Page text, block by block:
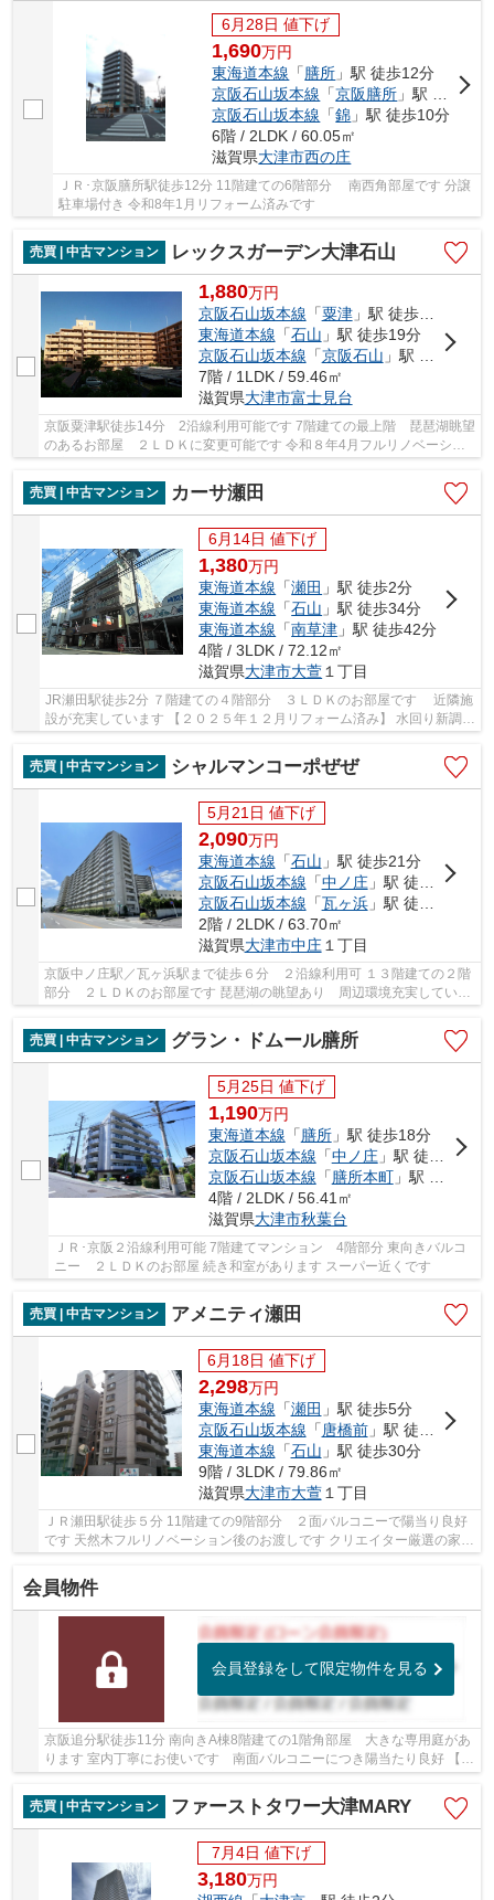
6月28日 値下げ
1,690万円
東海道本線 「膳所 」駅 徒歩12分
京阪石山坂本線 「京阪膳所 」駅 徒歩12分
京阪石山坂本線 「錦 」駅 徒歩10分
6階 / 2LDK / 60.05㎡
滋賀県大津市西の庄
ＪＲ･京阪膳所駅徒歩12分 11階建ての6階部分 南西角部屋です 分譲
駐車場付き 令和8年1月リフォーム済みです
売買 | 中古マンション レックスガーデン大津石山
1,880万円
京阪石山坂本線 「粟津」駅 徒歩14分
東海道本線 「石山 」駅 徒歩19分
京阪石山坂本線 「京阪石山 」駅 徒歩19分
7階 / 1LDK / 59.46㎡
滋賀県大津市富士見台
京阪粟津駅徒歩14分 2沿線利用可能です 7階建ての最上階 琵琶湖眺望
のあるお部屋 ２ＬＤＫに変更可能です 令和８年4月フルリノベーショ
売買 | 中古マンション
カーサ瀬田
6月14日 値下げ
1,380万円
東海道本線 「瀬田 」駅 徒歩2分
東海道本線 「石山 」駅 徒歩34分
東海道本線 「南草津 」駅 徒歩42分
4階 / 3LDK / 72.12㎡
滋賀県大津市大萱 １丁目
JR瀬田駅徒歩2分 ７階建ての４階部分 ３ＬＤＫのお部屋です 近隣施
設が充実しています 【２０２５年１２月リフォーム済み】 水回り新調、
売買 | 中古マンション
シャルマンコーポぜぜ
5月21日 値下げ
2,090万円
東海道本線 「石山 」駅 徒歩21分
京阪石山坂本線 「中ノ庄」駅 徒歩6分
京阪石山坂本線 「瓦ヶ浜」駅 徒歩6分
2階 / 2LDK / 63.70㎡
滋賀県大津市中庄１丁目
京阪中ノ庄駅／瓦ヶ浜駅まで徒歩６分 ２沿線利用可 １３階建ての２階
部分 ２ＬＤＫのお部屋です 琵琶湖の眺望あり 周辺環境充実していま
売買 | 中古マンション
グラン・ドムール膳所
5月25日 値下げ
1,190万円
東海道本線 「膳所」駅 徒歩18分
京阪石山坂本線 「中ノ庄」駅 徒歩14分
京阪石山坂本線 「膳所本町」駅 徒歩11分
4階 / 2LDK / 56.41㎡
滋賀県大津市秋葉台
ＪＲ･京阪２沿線利用可能 7階建てマンション 4階部分 東向きバルコ
ニー ２ＬＤＫのお部屋 続き和室があります スーパー近くです
売買 | 中古マンション アメニティ瀬田
6月18日 値下げ
2,298万円
東海道本線 「瀬田 」駅 徒歩5分
京阪石山坂本線 「 唐橋前」駅 徒歩31分
東海道本線 「石山 」駅 徒歩30分
9階 / 3LDK / 79.86㎡
滋賀県大津市大萱１丁目
ＪＲ瀬田駅徒歩５分 11階建ての9階部分 ２面バルコニーで陽当り良好
です 天然木フルリノベーション後のお渡しです クリエイター厳選の家具
照明付き 大人気のホームシアターついています
会員物件
会員登録をして限定物件を見る
京阪追分駅徒歩11分 南向きA棟8階建ての1階角部屋 大きな専用庭があ
ります 室内丁寧にお使いです 南面バルコニーにつき陽当たり良好 【リ
フォーム履歴有】 2020年頃 LDK・和室ペアガ...
売買 | 中古マンション
ファーストタワー大津MARY
7月4日 値下げ
3,180万円